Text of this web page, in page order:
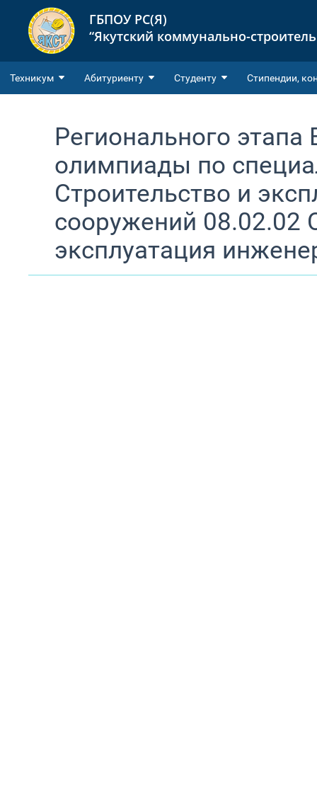
ГБПОУ РС(Я)
“Якутский коммунально-
Техникум Абитуриенту Студенту Cтипендии,
Регионального этапа
олимпиады по
Строительство и
сооружений 08.02.02
эксплуатация